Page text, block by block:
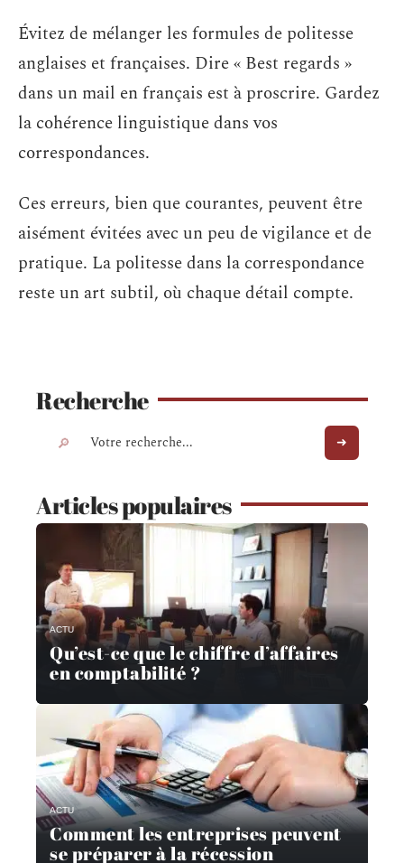
Évitez de mélanger les formules de politesse
anglaises et françaises. Dire « Best regards »
dans un mail en français est à proscrire. Gardez
la cohérence linguistique dans vos
correspondances.
Ces erreurs, bien que courantes, peuvent être
aisément évitées avec un peu de vigilance et de
pratique. La politesse dans la correspondance
reste un art subtil, où chaque détail compte.
Recherche
Articles populaires
ACTU
Qu’est-ce que le chiffre d’affaires
en comptabilité ?
ACTU
Comment les entreprises peuvent
se préparer à la récession